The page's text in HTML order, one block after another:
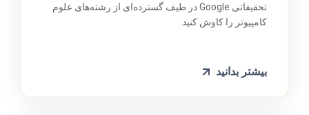
تحقیقاتی Google در طیف گسترده‌ای از رشته‌های علوم
کامپیوتر را کاوش کنید.
بیشتر بدانید